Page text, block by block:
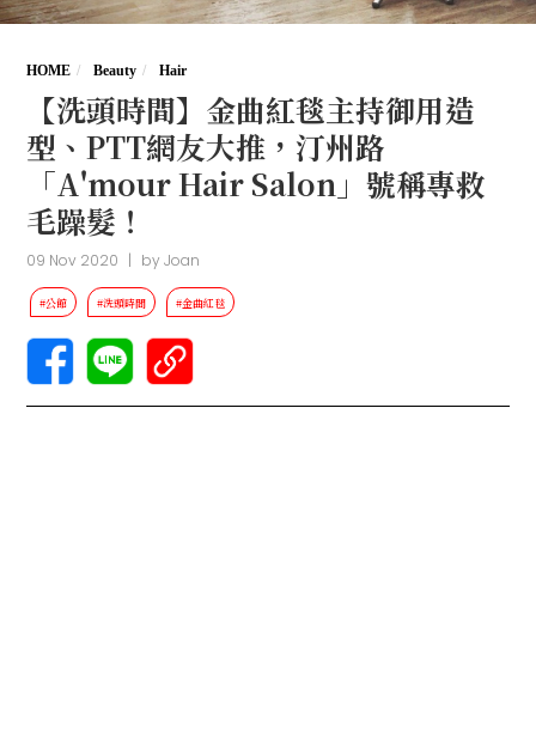
HOME Beauty Hair
【洗頭時間】金曲紅毯主持御用造
型、PTT網友大推，汀州路
「A'mour Hair Salon」號稱專救
毛躁髮！
09 Nov 2020 | byJoan
#公館 #洗頭時間 #金曲紅毯